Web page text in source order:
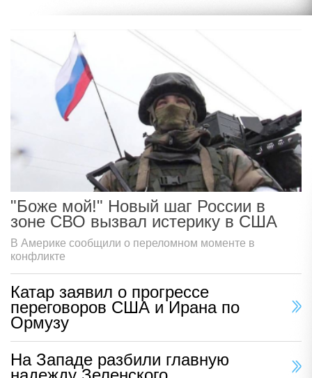
"Боже мой!" Новый шаг России в
зоне СВО вызвал истерику в США
В Америке сообщили о переломном моменте в
конфликте
Катар заявил о прогрессе
переговоров США и Ирана по
Ормузу
На Западе разбили главную